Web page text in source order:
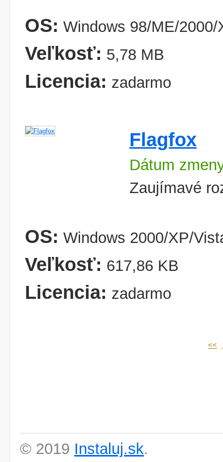
OS: Windows 98/ME/
Veľkosť: 5,78 MB
Licencia: zadarmo
Flagfox
Dátum
Zaujímavé
OS: Windows 2000/XP/
Veľkosť: 617,86 KB
Licencia: zadarmo
<<
© 2019 Instaluj.sk.